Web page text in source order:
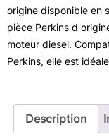
origine disponible en
pièce Perkins d
moteur diesel.
Perkins, elle est
Description